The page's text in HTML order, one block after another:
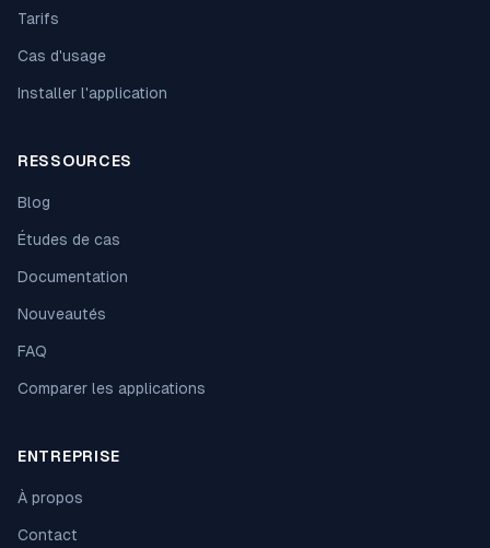
Tarifs
Cas d'usage
Installer l'application
RESSOURCES
Blog
Études de cas
Documentation
Nouveautés
FAQ
Comparer les applications
ENTREPRISE
À propos
Contact